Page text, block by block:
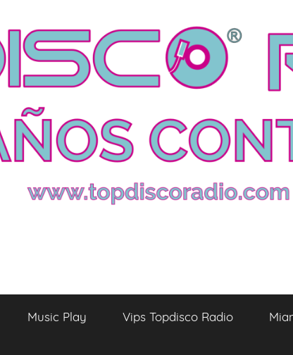
Music Play Vips Topdisco Radio